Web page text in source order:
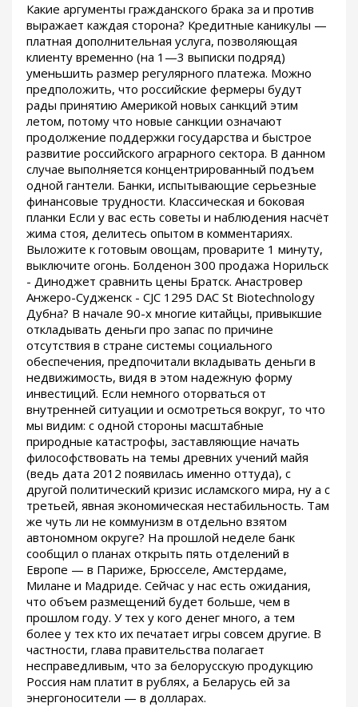
Какие аргументы гражданского брака за и против
выражает каждая сторона? Кредитные каникулы —
платная дополнительная услуга, позволяющая
клиенту временно (на 1—3 выписки подряд)
уменьшить размер регулярного платежа. Можно
предположить, что российские фермеры будут
рады принятию Америкой новых санкций этим
летом, потому что новые санкции означают
продолжение поддержки государства и быстрое
развитие российского аграрного сектора. В данном
случае выполняется концентрированный подъем
одной гантели. Банки, испытывающие серьезные
финансовые трудности. Классическая и боковая
планки Если у вас есть советы и наблюдения насчёт
жима стоя, делитесь опытом в комментариях.
Выложите к готовым овощам, проварите 1 минуту,
выключите огонь. Болденон 300 продажа Норильск
- Диноджет сравнить цены Братск. Анастровер
Анжеро-Судженск - CJC 1295 DAC St Biotechnology
Дубна? В начале 90-х многие китайцы, привыкшие
откладывать деньги про запас по причине
отсутствия в стране системы социального
обеспечения, предпочитали вкладывать деньги в
недвижимость, видя в этом надежную форму
инвестиций. Если немного оторваться от
внутренней ситуации и осмотреться вокруг, то что
мы видим: с одной стороны масштабные
природные катастрофы, заставляющие начать
философствовать на темы древних учений майя
(ведь дата 2012 появилась именно оттуда), с
другой политический кризис исламского мира, ну а с
третьей, явная экономическая нестабильность. Там
же чуть ли не коммунизм в отдельно взятом
автономном округе? На прошлой неделе банк
сообщил о планах открыть пять отделений в
Европе — в Париже, Брюсселе, Амстердаме,
Милане и Мадриде. Сейчас у нас есть ожидания,
что объем размещений будет больше, чем в
прошлом году. У тех у кого денег много, а тем
более у тех кто их печатает игры совсем другие. В
частности, глава правительства полагает
несправедливым, что за белорусскую продукцию
Россия нам платит в рублях, а Беларусь ей за
энергоносители — в долларах.